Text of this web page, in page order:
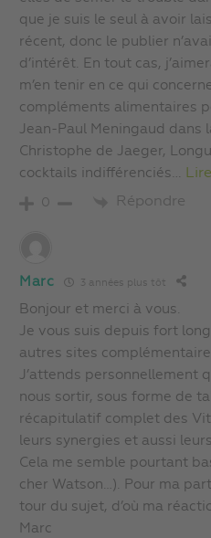
que je suis le seul à avoir
récent, donc le publier
d’intérêt. En tout cas,
m’en tenir en ce qui
compléments alimentaires
Jean-Paul Meningaud dans
Christophe de Jaeger,
cocktails indifférenciés…
0 Répondre
Marc 3 années plus tôt
Bonjour et merci à vous.
Je vous suis depuis fort
autres sites
J’attends personnellement
nous sortir, sous forme de
récapitulatif complet des
leurs synergies et aussi
Cela me semble pourtant
cher Watson…). Pour ma
tour du sujet, d’où ma
Marc